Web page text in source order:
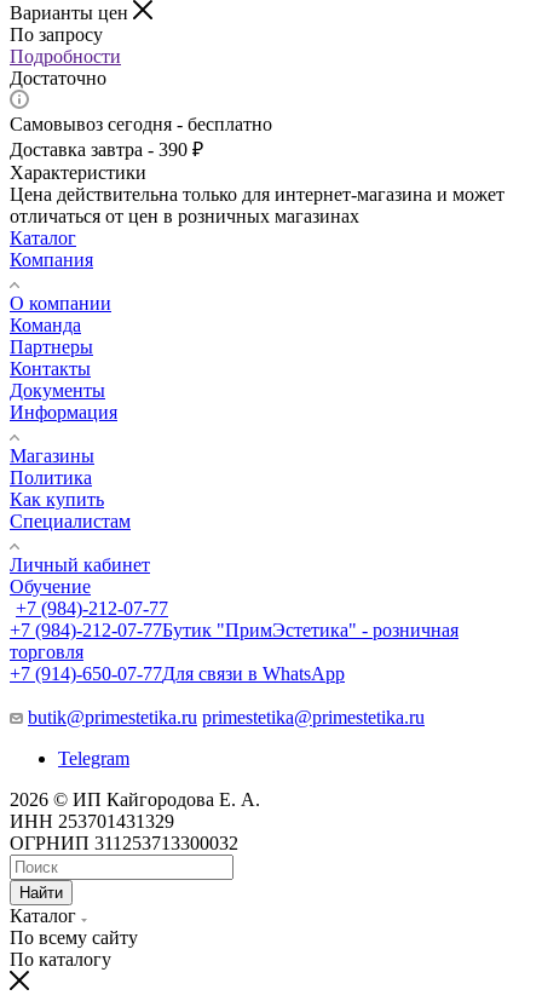
Варианты цен
По запросу
Подробности
Достаточно
Самовывоз сегодня - бесплатно
Доставка завтра - 390 ₽
Характеристики
Цена действительна только для интернет-магазина и может
отличаться от цен в розничных магазинах
Каталог
Компания
О компании
Команда
Партнеры
Контакты
Документы
Информация
Магазины
Политика
Как купить
Специалистам
Личный кабинет
Обучение
+7 (984)-212-07-77
+7 (984)-212-07-77Бутик "ПримЭстетика" - розничная
торговля
+7 (914)-650-07-77Для связи в WhatsApp
butik@primestetika.ru primestetika@primestetika.ru
Telegram
2026 © ИП Кайгородова Е. А.
ИНН 253701431329
ОГРНИП 311253713300032
Найти
Каталог
По всему сайту
По каталогу